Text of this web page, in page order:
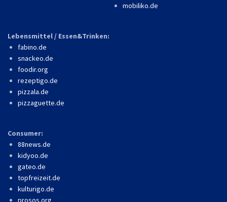
mobiliko.de
Lebensmittel / Essen&Trinken:
fabino.de
snackeo.de
foodir.org
rezeptigo.de
pizzala.de
pizzaguette.de
Consumer:
88news.de
kidyoo.de
gateo.de
topfreizeit.de
kulturigo.de
prosos.org